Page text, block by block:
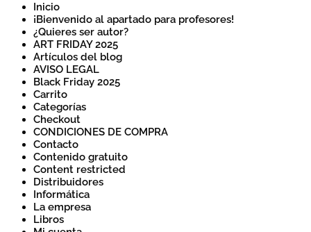
Inicio
¡Bienvenido al apartado para profesores!
¿Quieres ser autor?
ART FRIDAY 2025
Artículos del blog
AVISO LEGAL
Black Friday 2025
Carrito
Categorías
Checkout
CONDICIONES DE COMPRA
Contacto
Contenido gratuito
Content restricted
Distribuidores
Informática
La empresa
Libros